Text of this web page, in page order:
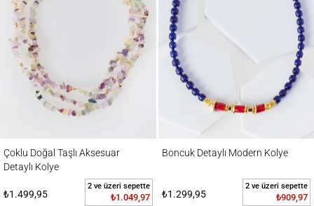
Çoklu Doğal Taşlı Aksesuar
Detaylı Kolye
₺1.499,95
2 ve üzeri sepette
₺1.049,97
Boncuk Detaylı Modern Kolye
₺1.299,95
2 ve üzeri sepette
₺909,97